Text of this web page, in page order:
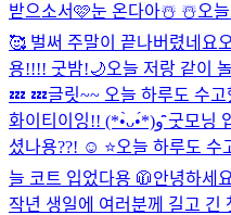
받으소서🩷눈 온다아☃️ ☃️오
🥰 벌써 주말이 끝나버렸네요
용!!!! 굿밤!🌙오늘 저랑 같이
💤 💤글릿~~ 오늘 하루도 수
화이티이잉!!‎⁦‪‎⁦‪ (*•̀ᴗ•́*)و ̑̑굿모닝
셨나용??! ☺️ ⭐오늘 하루도 수
늘 코트 입었다용 🧥안녕하세
작년 생일에 여러분께 길고 긴